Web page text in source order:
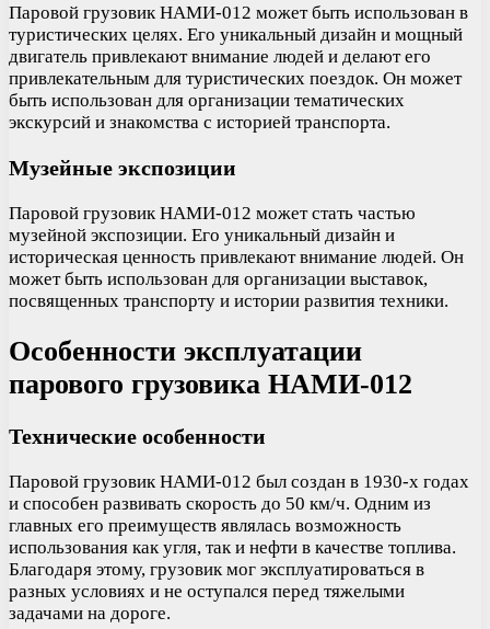
Паровой грузовик НАМИ-012 может быть использован в
туристических целях. Его уникальный дизайн и мощный
двигатель привлекают внимание людей и делают его
привлекательным для туристических поездок. Он может
быть использован для организации тематических
экскурсий и знакомства с историей транспорта.
Музейные экспозиции
Паровой грузовик НАМИ-012 может стать частью
музейной экспозиции. Его уникальный дизайн и
историческая ценность привлекают внимание людей. Он
может быть использован для организации выставок,
посвященных транспорту и истории развития техники.
Особенности эксплуатации
парового грузовика НАМИ-012
Технические особенности
Паровой грузовик НАМИ-012 был создан в 1930-х годах
и способен развивать скорость до 50 км/ч. Одним из
главных его преимуществ являлась возможность
использования как угля, так и нефти в качестве топлива.
Благодаря этому, грузовик мог эксплуатироваться в
разных условиях и не оступался перед тяжелыми
задачами на дороге.